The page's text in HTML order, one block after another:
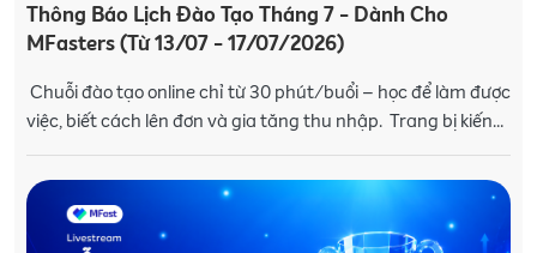
Thông Báo Lịch Đào Tạo Tháng 7 - Dành Cho
MFasters (Từ 13/07 - 17/07/2026)
Chuỗi đào tạo online chỉ từ 30 phút/buổi – học để làm được
việc, biết cách lên đơn và gia tăng thu nhập. Trang bị kiến